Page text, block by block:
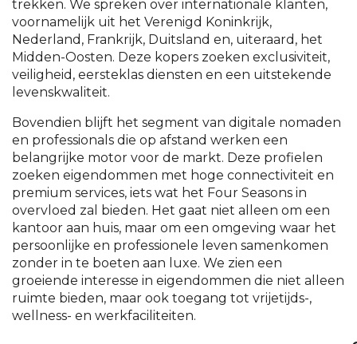
trekken. We spreken over internationale klanten,
voornamelijk uit het Verenigd Koninkrijk,
Nederland, Frankrijk, Duitsland en, uiteraard, het
Midden-Oosten. Deze kopers zoeken exclusiviteit,
veiligheid, eersteklas diensten en een uitstekende
levenskwaliteit.
Bovendien blijft het segment van digitale nomaden
en professionals die op afstand werken een
belangrijke motor voor de markt. Deze profielen
zoeken eigendommen met hoge connectiviteit en
premium services, iets wat het Four Seasons in
overvloed zal bieden. Het gaat niet alleen om een
kantoor aan huis, maar om een omgeving waar het
persoonlijke en professionele leven samenkomen
zonder in te boeten aan luxe. We zien een
groeiende interesse in eigendommen die niet alleen
ruimte bieden, maar ook toegang tot vrijetijds-,
wellness- en werkfaciliteiten.